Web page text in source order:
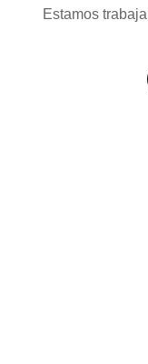
Estamos